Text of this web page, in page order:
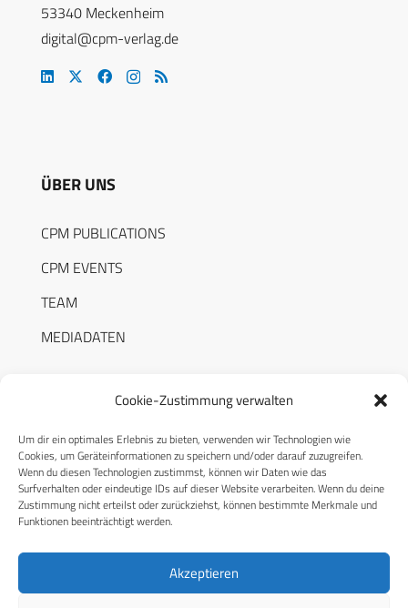
Cookie-Zustimmung verwalten
Um dir ein optimales Erlebnis zu bieten, verwenden wir Technologien wie
Cookies, um Geräteinformationen zu speichern und/oder darauf zuzugreifen.
Wenn du diesen Technologien zustimmst, können wir Daten wie das
Surfverhalten oder eindeutige IDs auf dieser Website verarbeiten. Wenn du deine
Zustimmung nicht erteilst oder zurückziehst, können bestimmte Merkmale und
Funktionen beeinträchtigt werden.
Akzeptieren
53340 Meckenheim
digital@cpm-verlag.de
ÜBER UNS
CPM PUBLICATIONS
CPM EVENTS
TEAM
MEDIADATEN
RECHTLICHES
Datenschutzerklärung
Cookie-Richtlinie (EU)